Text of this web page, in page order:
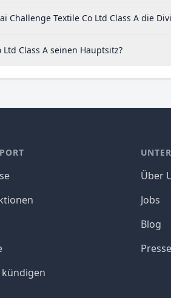
Textile Co Ltd Class A die
Class A seinen Hauptsitz?
kündigen
Über
Jobs
Blog
Presse